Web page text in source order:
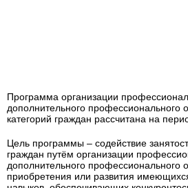
Программа организации
дополнительного профессионального
категорий граждан рассчитана на
Цель программы – содействие
граждан путём организации
дополнительного профессионального
приобретения или развития